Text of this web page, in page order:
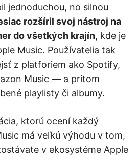
jednoduchou, no silnou
rozšíril svoj nástroj na
do všetkých krajín, kde je
Music. Používatelia tak
z platforiem ako Spotify,
Music — a pritom
playlisty či albumy.
ktorú ocení každý
má veľkú výhodu v tom,
v ekosystéme Apple